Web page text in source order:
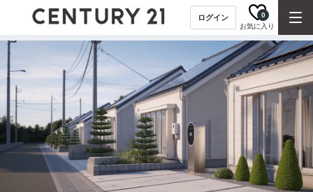
ログイン
お気に入り
0